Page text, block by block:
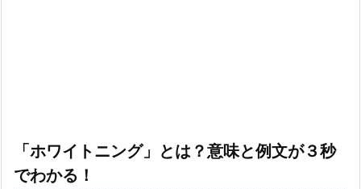
「ホワイトニング」とは？意味と例文が３秒
でわかる！